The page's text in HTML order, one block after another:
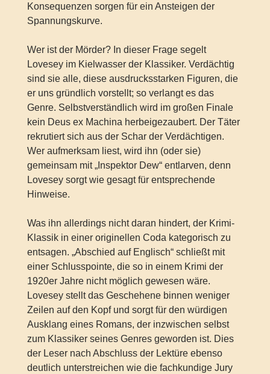
Konsequenzen sorgen für ein Ansteigen der
Spannungskurve.
Wer ist der Mörder? In dieser Frage segelt
Lovesey im Kielwasser der Klassiker. Verdächtig
sind sie alle, diese ausdrucksstarken Figuren, die
er uns gründlich vorstellt; so verlangt es das
Genre. Selbstverständlich wird im großen Finale
kein Deus ex Machina herbeigezaubert. Der Täter
rekrutiert sich aus der Schar der Verdächtigen.
Wer aufmerksam liest, wird ihn (oder sie)
gemeinsam mit „Inspektor Dew“ entlarven, denn
Lovesey sorgt wie gesagt für entsprechende
Hinweise.
Was ihn allerdings nicht daran hindert, der Krimi-
Klassik in einer originellen Coda kategorisch zu
entsagen. „Abschied auf Englisch“ schließt mit
einer Schlusspointe, die so in einem Krimi der
1920er Jahre nicht möglich gewesen wäre.
Lovesey stellt das Geschehene binnen weniger
Zeilen auf den Kopf und sorgt für den würdigen
Ausklang eines Romans, der inzwischen selbst
zum Klassiker seines Genres geworden ist. Dies
der Leser nach Abschluss der Lektüre ebenso
deutlich unterstreichen wie die fachkundige Jury